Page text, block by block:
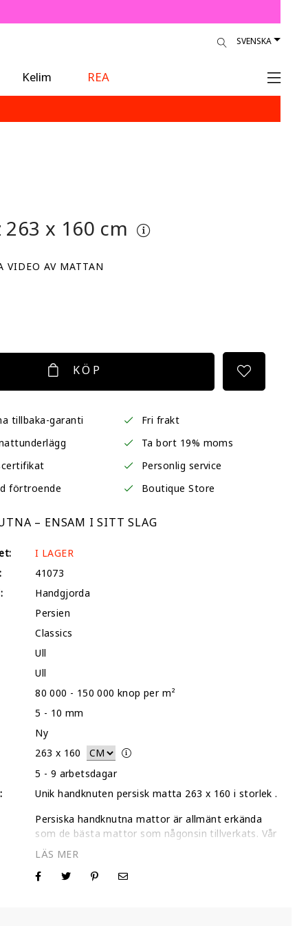
SVENSKA
Kelim
REA
263 x 160 cm
VIDEO AV MATTAN
KÖP
tillbaka-garanti
Fri frakt
Ta bort 19% moms
Personlig service
förtroende
Boutique Store
– ENSAM I SITT SLAG
I LAGER
41073
Handgjorda
Persien
Classics
Ull
Ull
80 000 - 150 000 knop per m²
5 - 10 mm
Ny
263 x 160
5 - 9 arbetsdagar
Unik handknuten persisk matta 263 x 160 i storlek .
Persiska handknutna mattor är allmänt erkända
som de bästa mattor som någonsin tillverkats. Vår
kollektion av individuellt utvalda mattor är
kontrollerade var för sig och genomgår en grundlig
djuprengöring och torkning.